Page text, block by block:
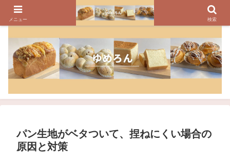
パンのレシピ、パン作りの疑問や美味しく焼けるコツを紹介しています
パン生地がベタついて、捏ねにくい場合の
原因と対策
メニュー 検索